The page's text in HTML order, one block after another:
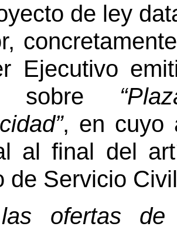
de ley
Ejecutivo
sobre
, en cuyo
al final del
de Servicio
ofertas